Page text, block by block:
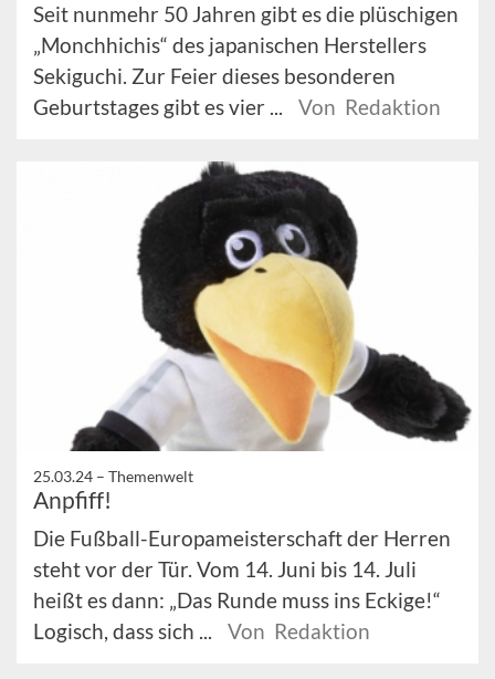
Seit nunmehr 50 Jahren gibt es die plüschigen
„Monchhichis“ des japanischen Herstellers
Sekiguchi. Zur Feier dieses besonderen
Geburtstages gibt es vier ...
Von Redaktion
25.03.24 – Themenwelt
Anpfiff!
Die Fußball-Europameisterschaft der Herren
steht vor der Tür. Vom 14. Juni bis 14. Juli
heißt es dann: „Das Runde muss ins Eckige!“
Logisch, dass sich ...
Von Redaktion